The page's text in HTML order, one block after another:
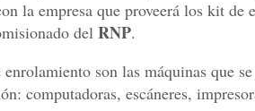
la empresa que proveerá los kit de
del RNP.
son las máquinas que
computadoras, escáneres,